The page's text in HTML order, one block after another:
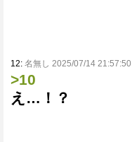
12: 名無し 2025/07/14 21:57:50
>10
え…！？